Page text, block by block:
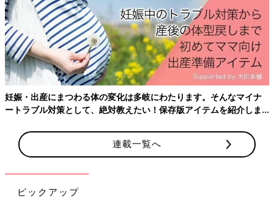
妊娠・出産にまつわる体の変化は多岐にわたります。そんなマイナ
ートラブル対策として、絶対教えたい！保存版アイテムを紹介しま
連載一覧へ
ピックアップ